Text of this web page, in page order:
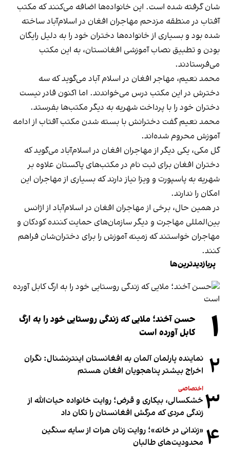
شان گرفته شده است. این خانواده‌ها اضافه می‌کنند که مکتب
آفتاب در منطقه مزدحم مهاجران افغان در اسلام‌آباد ساخته
شده بود و بسیاری از خانواده‌ها دختران خود را به دلیل رایگان
بودن و تطبیق نصاب آموزشی افغانستان، به این مکتب
می‌فرستادند.
محمد نعیم، مهاجر افغان در اسلام آباد می‌گوید که سه
دخترش در این مکتب درس می‌خواندند. اما اکنون قادر نیست
دختران خود را با پرداخت شهریه به دیگر مکتب‌ها بفرستد.
محمد نعیم گفت دخترانش با بسته شدن مکتب آفتاب از ادامه
آموزش محروم شده‌اند.
گل مکی، یکی دیگر از مهاجران افغان در اسلام‌آباد می‌گوید که
دختران افغان برای ثبت نام در مکتب‌های پاکستان علاوه بر
شهریه به پاسپورت و ویزا نیاز دارند که بسیاری از مهاجران این
امکان را ندارند.
در همین حال، برخی از مهاجران افغان در اسلام‌آباد از اژانس
بین‌المللی مهاجرت و دیگر سازمان‌های حمایت کننده کودکان و
مهاجران خواستند که زمینه آموزش را برای دختران‌شان فراهم
کنند.
پربازدیدترین‌ها
۱
حسن آخند؛ ملایی که زندگی روستایی خود را به ارگ
کابل آورده است
۲ نماینده پارلمان آلمان به افغانستان اینترنشنال: نگران
اخراج بیشتر پناهجویان افغان هستم
۳ اختصاصی
خشکسالی، بیکاری و قرض؛ روایت خانواده حیات‌الله از
زندگی مردی که مرگش افغانستان را تکان داد
۴ «زندانی در خانه»؛ روایت زنان هرات از سایه سنگین
محدودیت‌های طالبان